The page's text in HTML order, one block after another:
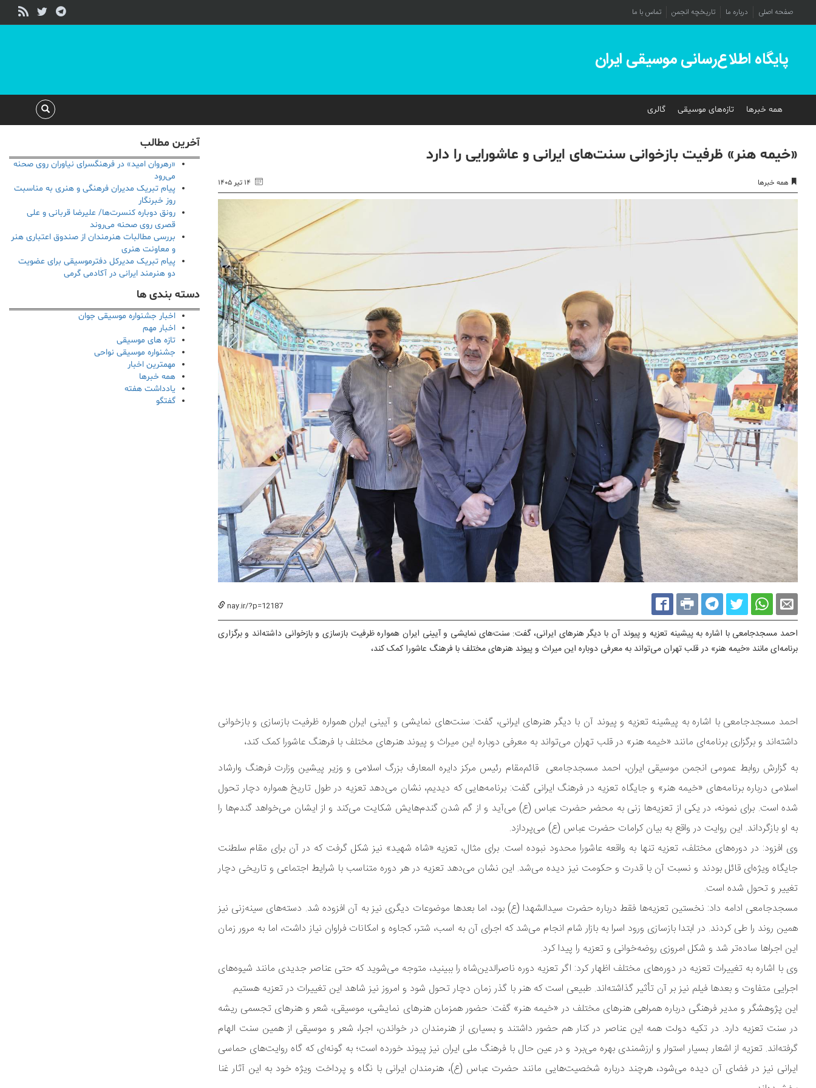
صفحه اصلی درباره ما تاریخچه انجمن تماس با ما
پایگاه اطلاع‌رسانی موسیقی ایران
همه خبرها تازه‌های موسیقی گالری
«خیمه هنر» ظرفیت بازخوانی سنت‌های ایرانی و عاشورایی را دارد
همه خبرها ۱۴ تیر ۱۴۰۵
nay.ir/?p=12187
احمد مسجدجامعی با اشاره به پیشینه تعزیه و پیوند آن با دیگر هنرهای ایرانی، گفت: سنت‌های نمایشی و آیینی ایران همواره ظرفیت بازسازی و بازخوانی داشته‌اند و برگزاری
برنامه‌ای مانند «خیمه هنر» در قلب تهران می‌تواند به معرفی دوباره این میراث و پیوند هنرهای مختلف با فرهنگ عاشورا کمک کند،
احمد مسجدجامعی با اشاره به پیشینه تعزیه و پیوند آن با دیگر هنرهای ایرانی، گفت: سنت‌های نمایشی و آیینی ایران همواره ظرفیت بازسازی و بازخوانی
داشته‌اند و برگزاری برنامه‌ای مانند «خیمه هنر» در قلب تهران می‌تواند به معرفی دوباره این میراث و پیوند هنرهای مختلف با فرهنگ عاشورا کمک کند،
به گزارش روابط عمومی انجمن موسیقی ایران، احمد مسجدجامعی قائم‌مقام رئیس مرکز دایره المعارف بزرگ اسلامی و وزیر پیشین وزارت فرهنگ وارشاد
اسلامی درباره برنامه‌های «خیمه هنر» و جایگاه تعزیه در فرهنگ ایرانی گفت: برنامه‌هایی که دیدیم، نشان می‌دهد تعزیه در طول تاریخ همواره دچار تحول
شده است. برای نمونه، در یکی از تعزیه‌ها زنی به محضر حضرت عباس (ع) می‌آید و از گم شدن گندم‌هایش شکایت می‌کند و از ایشان می‌خواهد گندم‌ها را
به او بازگرداند. این روایت در واقع به بیان کرامات حضرت عباس (ع) می‌پردازد.
وی افزود: در دوره‌های مختلف، تعزیه تنها به واقعه عاشورا محدود نبوده است. برای مثال، تعزیه «شاه شهید» نیز شکل گرفت که در آن برای مقام سلطنت
جایگاه ویژه‌ای قائل بودند و نسبت آن با قدرت و حکومت نیز دیده می‌شد. این نشان می‌دهد تعزیه در هر دوره متناسب با شرایط اجتماعی و تاریخی دچار
تغییر و تحول شده است.
مسجدجامعی ادامه داد: نخستین تعزیه‌ها فقط درباره حضرت سیدالشهدا (ع) بود، اما بعدها موضوعات دیگری نیز به آن افزوده شد. دسته‌های سینه‌زنی نیز
همین روند را طی کردند. در ابتدا بازسازی ورود اسرا به بازار شام انجام می‌شد که اجرای آن به اسب، شتر، کجاوه و امکانات فراوان نیاز داشت، اما به مرور زمان
این اجراها ساده‌تر شد و شکل امروزی روضه‌خوانی و تعزیه را پیدا کرد.
وی با اشاره به تغییرات تعزیه در دوره‌های مختلف اظهار کرد: اگر تعزیه دوره ناصرالدین‌شاه را ببینید، متوجه می‌شوید که حتی عناصر جدیدی مانند شیوه‌های
اجرایی متفاوت و بعدها فیلم نیز بر آن تأثیر گذاشته‌اند. طبیعی است که هنر با گذر زمان دچار تحول شود و امروز نیز شاهد این تغییرات در تعزیه هستیم.
این پژوهشگر و مدیر فرهنگی درباره همراهی هنرهای مختلف در «خیمه هنر» گفت: حضور همزمان هنرهای نمایشی، موسیقی، شعر و هنرهای تجسمی ریشه
در سنت تعزیه دارد. در تکیه دولت همه این عناصر در کنار هم حضور داشتند و بسیاری از هنرمندان در خواندن، اجرا، شعر و موسیقی از همین سنت الهام
گرفته‌اند. تعزیه از اشعار بسیار استوار و ارزشمندی بهره می‌برد و در عین حال با فرهنگ ملی ایران نیز پیوند خورده است؛ به گونه‌ای که گاه روایت‌های حماسی
ایرانی نیز در فضای آن دیده می‌شود، هرچند درباره شخصیت‌هایی مانند حضرت عباس (ع)، هنرمندان ایرانی با نگاه و پرداخت ویژه خود به این آثار غنا
آخرین مطالب
«رهروان امید» در فرهنگسرای نیاوران روی صحنه
می‌رود
پیام تبریک مدیران فرهنگی و هنری به مناسبت
روز خبرنگار
رونق دوباره کنسرت‌ها/ علیرضا قربانی و علی
قصری روی صحنه می‌روند
بررسی مطالبات هنرمندان از صندوق اعتباری هنر
و معاونت هنری
پیام تبریک مدیرکل دفترموسیقی برای عضویت
دو هنرمند ایرانی در آکادمی گرمی
دسته بندی ها
اخبار جشنواره موسیقی جوان
اخبار مهم
تازه های موسیقی
جشنواره موسیقی نواحی
مهمترین اخبار
همه خبرها
یادداشت هفته
گفتگو